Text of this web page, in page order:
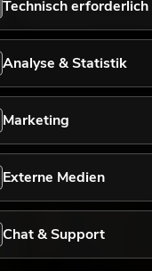
Technisch erforderlich
Analyse & Statistik
Marketing
Externe Medien
Chat & Support